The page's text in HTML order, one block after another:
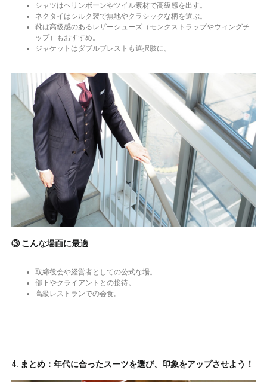
シャツはヘリンボーンやツイル素材で高級感を出す。
ネクタイはシルク製で無地やクラシックな柄を選ぶ。
靴は高級感のあるレザーシューズ（モンクストラップやウィングチ
ップ）もおすすめ。
ジャケットはダブルブレストも選択肢に。
③ こんな場面に最適
取締役会や経営者としての公式な場。
部下やクライアントとの接待。
高級レストランでの会食。
4. まとめ：年代に合ったスーツを選び、印象をアップさせよう！